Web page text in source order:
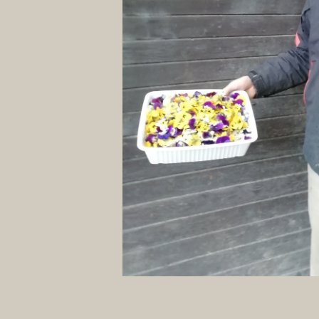
um die Ware abzuliefern. Gegen
Thomas nach essbaren Blüten für
Blüten nach St. Anton und Ischgl
begonnen. Heute stehen in den
Winter. Ähnlich ging es mit den
gemischt und in Boxen verpackt an
Varietät hat sich bewährt. Im
vielfältig; jetzt im Winter kommen
Es ist wohl beides. Ohne
Arbeit mit den Pflanzen. Als Bauern
sind die essbaren Blüten nur ein
erfüllende Arbeit mit den Blumen
Der Monstrolerhof ist mit den
was eine wirtschaftliche Sicherheit
Thomas hier einen wirtschaftlichen
Neues zu versuchen, der Thomas
wieder Neues auszuprobieren. Die
frühmorgens bis spätabends